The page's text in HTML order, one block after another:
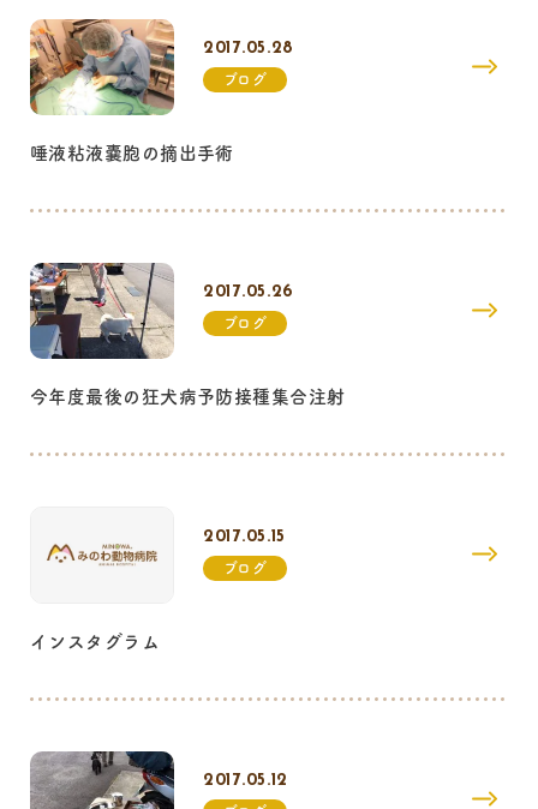
2017.05.28
ブログ
唾液粘液嚢胞の摘出手術
2017.05.26
ブログ
今年度最後の狂犬病予防接種集合注射
2017.05.15
ブログ
インスタグラム
2017.05.12